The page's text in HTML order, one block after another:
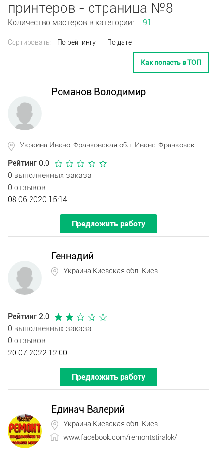
принтеров - страница №8
Количество мастеров в категории: 91
Сортировать: По рейтингу По дате
Как попасть в ТОП
Романов Володимир
Украина Ивано-Франковская обл. Ивано-Франковск
Рейтинг 0.0
0 выполненных заказа
0 отзывов
08.06.2020 15:14
Предложить работу
Геннадий
Украина Киевская обл. Киев
Рейтинг 2.0
0 выполненных заказа
0 отзывов
20.07.2022 12:00
Предложить работу
Единач Валерий
Украина Киевская обл. Киев
www.facebook.com/remontstiralok/